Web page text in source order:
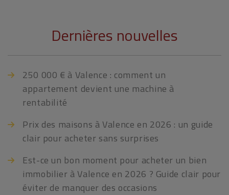
Dernières nouvelles
250 000 € à Valence : comment un
appartement devient une machine à
rentabilité
Prix des maisons à Valence en 2026 : un guide
clair pour acheter sans surprises
Est-ce un bon moment pour acheter un bien
immobilier à Valence en 2026 ? Guide clair pour
éviter de manquer des occasions